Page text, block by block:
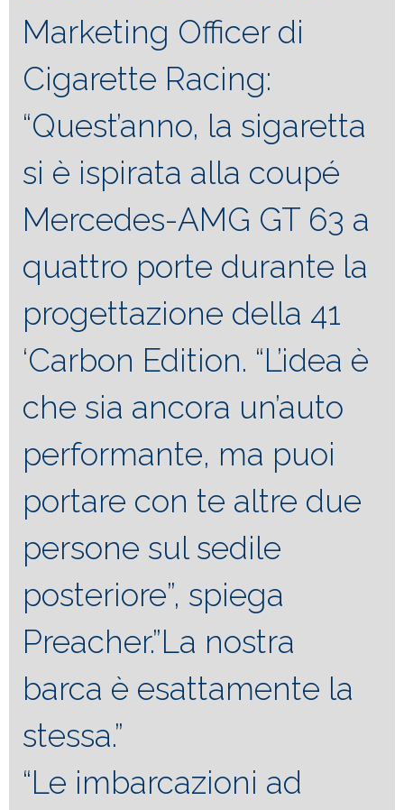
Marketing Officer di
Cigarette Racing:
“Quest’anno, la sigaretta
si è ispirata alla coupé
Mercedes-AMG GT 63 a
quattro porte durante la
progettazione della 41
‘Carbon Edition. “L’idea è
che sia ancora un’auto
performante, ma puoi
portare con te altre due
persone sul sedile
posteriore”, spiega
Preacher.”La nostra
barca è esattamente la
stessa.”
“Le imbarcazioni ad